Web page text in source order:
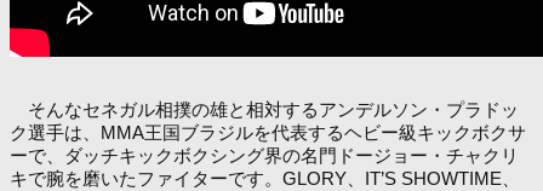
そんなセネガル相撲の雄と相対するアンデルソン・プラドッ
ク選手は、MMA王国ブラジルを代表するヘビー級キックボクサ
ーで、ダッチキックボクシング界の名門ドージョー・チャクリ
キで腕を磨いたファイターです。GLORY、IT’S SHOWTIME、